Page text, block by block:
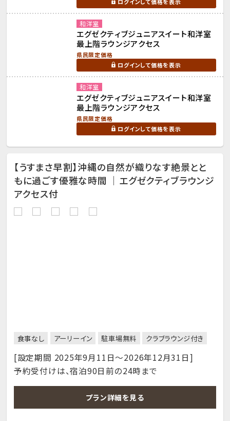
和洋室
エグゼクティブジュニアスイート和洋室
最上階ラウンジアクセス
県民限定価格
ログインして価格を表示
和洋室
エグゼクティブジュニアスイート和洋室
最上階ラウンジアクセス
県民限定価格
ログインして価格を表示
【うすまさ早割】沖縄の自然が織りなす絶景とと
もに過ごす優雅な時間 ｜エグゼクティブラウンジ
アクセス付
食事なし アーリーイン 駐車場無料 クラブラウンジ付き
[設定期間 2025年9月11日～2026年12月31日]
予約受付けは、宿泊90日前の24時まで
プラン詳細を見る